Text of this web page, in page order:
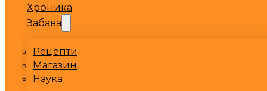
Хроника
Забава
Рецепти
Магазин
Наука